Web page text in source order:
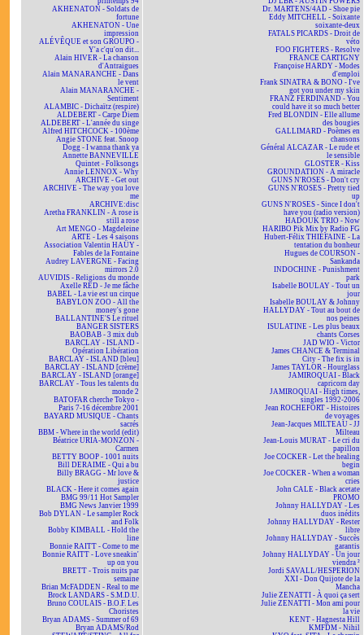
AKHENATON - Soldats de
fortune
AKHENATON - Une
impression
ALÉVÊQUE et son GROUPO -
Y'a c'qu'on dit...
Alain HIVER - La chanson
d'Antraigues
Alain MANARANCHE - Dans
le vent
Alain MANARANCHE -
Sentiment
ALAMBIC - Dichaïtz (respire)
ALDEBERT - Carpe Diem
ALDEBERT - L'année du singe
Alfred HITCHCOCK - 100ème
Angie STONE feat. Snoop
Dogg - I wanna thank ya
Annette BANNEVILLE
Quintet - Folksongs
Annie LENNOX - Why
ARCHIVE - Get out
ARCHIVE - The way you love
me
ARCHIVE:disc
Aretha FRANKLIN - A rose is
still a rose
Art MENGO - Magdeleine
ARTE - Les 4 saisons
Association Valentin HAÜY -
Fables de la Fontaine
Audrey LAVERGNE - Facing
mirrors 2.0
AUVIDIS - Religions du monde
Axelle RED - Je me fâche
BABEL - La vie est un cirque
BABYLON ZOO - All the
money's gone
BALLANTINE'S Le rituel
BANGER SISTERS
BAOBAB - 3 mix dub
BARCLAY - ISLAND -
Opération Libération
BARCLAY - ISLAND [bleu]
BARCLAY - ISLAND [crème]
BARCLAY - ISLAND [orange]
BARCLAY - Tous les talents du
monde 2
BATOFAR cherche Tokyo -
Paris 7-16 décembre 2001
BAYARD MUSIQUE - Chants
sacrés
BBM - Where in the world (edit)
Béatrice URIA-MONZON -
Carmen
BETTY BOOP - 1001 nuits
Bill DERAIME - Qui a bu
Billy BRAGG - Mr love &
justice
BLACK - Here it comes again
BMG 99/11 Hot Sampler
BMG News Janvier 1999
Bob DYLAN - Le sampler Rock
and Folk
Bobby KIMBALL - Hold the
line
Bonnie RAITT - Come to me
Bonnie RAITT - Love sneakin'
up on you
BRETT - Trois nuits par
semaine
Brian McFADDEN - Real to me
Brock LANDARS - S.M.D.U.
Bruno COULAIS - B.O.F. Les
Choristes
Bryan ADAMS - Summer of 69
Bryan ADAMS/Rod
Dr. MARTENS/4AD - Shoe pie
Eddy MITCHELL - Soixante
soixante-deux
FATALS PICARDS - Droit de
véto
FOO FIGHTERS - Resolve
FRANCE CARTIGNY
Françoise HARDY - Modes
d'emploi
Frank SINATRA & BONO - I've
got you under my skin
FRANZ FERDINAND - You
could have it so much better
Fred BLONDIN - Elle allume
des bougies
GALLIMARD - Poèmes en
chansons
Général ALCAZAR - Le rude et
le sensible
GLOSTER - Kiss
GROUNDATION - A miracle
GUNS N'ROSES - Don't cry
GUNS N'ROSES - Pretty tied
up
GUNS N'ROSES - Since I don't
have you (radio version)
HADOUK TRIO - Now
HARIBO Pik Mix by Radio FG
Hubert-Félix THIÉFAINE - La
tentation du bonheur
Hugues de COURSON -
Sankanda
INDOCHINE - Punishment
park
Isabelle BOULAY - Tout un
jour
Isabelle BOULAY & Johnny
HALLYDAY - Tout au bout de
nos peines
ISULATINE - Les plus beaux
chants Corses
JAD WIO - Victor
James CHANCE & Terminal
City - The fix is in
James TAYLOR - Hourglass
JAMIROQUAI - Black
capricorn day
JAMIROQUAI - High times,
singles 1992-2006
Jean ROCHEFORT - Histoires
de voyages
Jean-Jacques MILTEAU - JJ
Milteau
Jean-Louis MURAT - Le cri du
papillon
Joe COCKER - Let the healing
begin
Joe COCKER - When a woman
cries
John CALE - Black acetate
PROMO
Johnny HALLYDAY - Les
duos inédits
Johnny HALLYDAY - Rester
libre
Johnny HALLYDAY - Succès
garantis
Johnny HALLYDAY - Un jour
viendra ²
Jordi SAVALL/HESPERION
XXI - Don Quijote de la
Mancha
Julie ZENATTI - À quoi ça sert
Julie ZENATTI - Mon ami pour
la vie
KENT - Hagnesta Hill
KMFDM - Nihil